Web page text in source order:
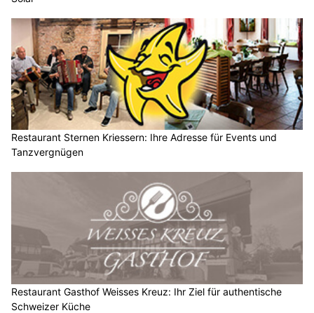
Restaurant Sternen Kriessern: Ihre Adresse für Events und
Tanzvergnügen
Restaurant Gasthof Weisses Kreuz: Ihr Ziel für authentische
Schweizer Küche